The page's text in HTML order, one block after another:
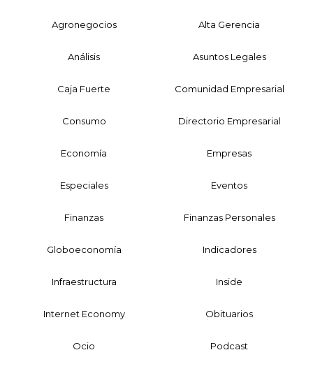
Agronegocios Alta Gerencia
Análisis Asuntos Legales
Caja Fuerte Comunidad Empresarial
Consumo Directorio Empresarial
Economía Empresas
Especiales Eventos
Finanzas Finanzas Personales
Globoeconomía Indicadores
Infraestructura Inside
Internet Economy Obituarios
Ocio Podcast